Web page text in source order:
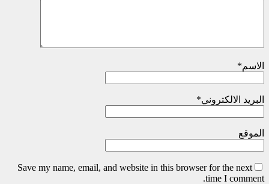
الاسم*
البريد الالكتروني*
الموقع
Save my name, email, and website in this browser for the next
time I comment.